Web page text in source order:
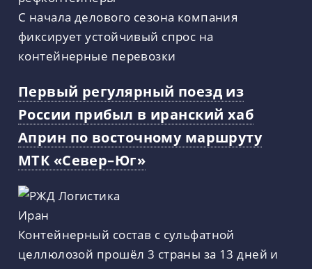
С начала делового сезона компания
фиксирует устойчивый спрос на
контейнерные перевозки
Первый регулярный поезд из
России прибыл в иранский хаб
Априн по восточному маршруту
МТК «Север–Юг»
Контейнерный состав с сульфатной
целлюлозой прошёл 3 страны за 13 дней и